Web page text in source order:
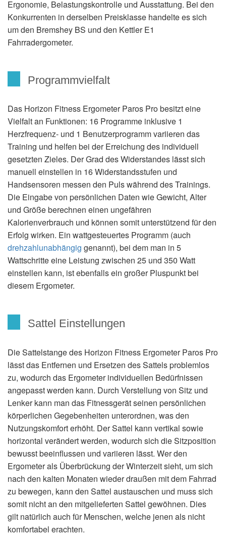
Ergonomie, Belastungskontrolle und Ausstattung. Bei den
Konkurrenten in derselben Preisklasse handelte es sich
um den Bremshey BS und den Kettler E1
Fahrradergometer.
Programmvielfalt
Das Horizon Fitness Ergometer Paros Pro besitzt eine
Vielfalt an Funktionen: 16 Programme inklusive 1
Herzfrequenz- und 1 Benutzerprogramm variieren das
Training und helfen bei der Erreichung des individuell
gesetzten Zieles. Der Grad des Widerstandes lässt sich
manuell einstellen in 16 Widerstandsstufen und
Handsensoren messen den Puls während des Trainings.
Die Eingabe von persönlichen Daten wie Gewicht, Alter
und Größe berechnen einen ungefähren
Kalorienverbrauch und können somit unterstützend für den
Erfolg wirken. Ein wattgesteuertes Programm (auch
drehzahlunabhängig genannt), bei dem man in 5
Wattschritte eine Leistung zwischen 25 und 350 Watt
einstellen kann, ist ebenfalls ein großer Pluspunkt bei
diesem Ergometer.
Sattel Einstellungen
Die Sattelstange des Horizon Fitness Ergometer Paros Pro
lässt das Entfernen und Ersetzen des Sattels problemlos
zu, wodurch das Ergometer individuellen Bedürfnissen
angepasst werden kann. Durch Verstellung von Sitz und
Lenker kann man das Fitnessgerät seinen persönlichen
körperlichen Gegebenheiten unterordnen, was den
Nutzungskomfort erhöht. Der Sattel kann vertikal sowie
horizontal verändert werden, wodurch sich die Sitzposition
bewusst beeinflussen und variieren lässt. Wer den
Ergometer als Überbrückung der Winterzeit sieht, um sich
nach den kalten Monaten wieder draußen mit dem Fahrrad
zu bewegen, kann den Sattel austauschen und muss sich
somit nicht an den mitgelieferten Sattel gewöhnen. Dies
gilt natürlich auch für Menschen, welche jenen als nicht
komfortabel erachten.